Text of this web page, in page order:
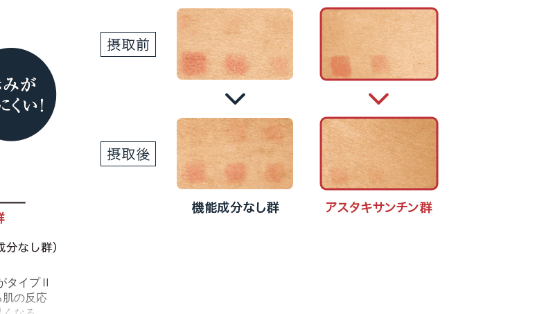
タイプⅡ
の反応